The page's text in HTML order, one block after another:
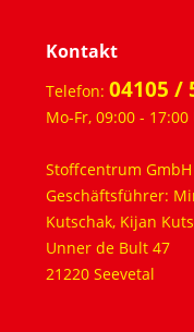
Kontakt
Telefon: 04105 /
Mo-Fr, 09:00 -
Stoffcentrum GmbH
Geschäftsführer:
Kutschak, Kijan
Unner de Bult 47
21220 Seevetal